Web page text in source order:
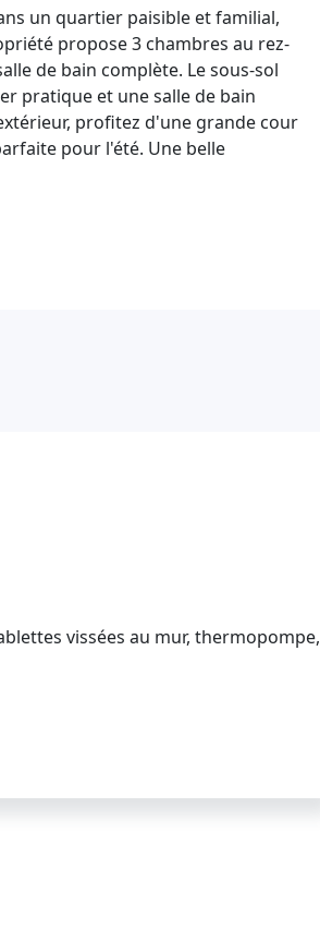
un quartier paisible et familial,
propose 3 chambres au rez-
de bain complète. Le sous-sol
pratique et une salle de bain
profitez d'une grande cour
pour l'été. Une belle
vissées au mur, thermopompe,